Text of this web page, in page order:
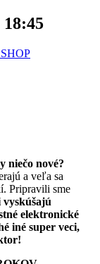
18:45
niečo nové?
a veľa sa
Pripravili sme
vyskúšajú
elektronické
iné super veci,